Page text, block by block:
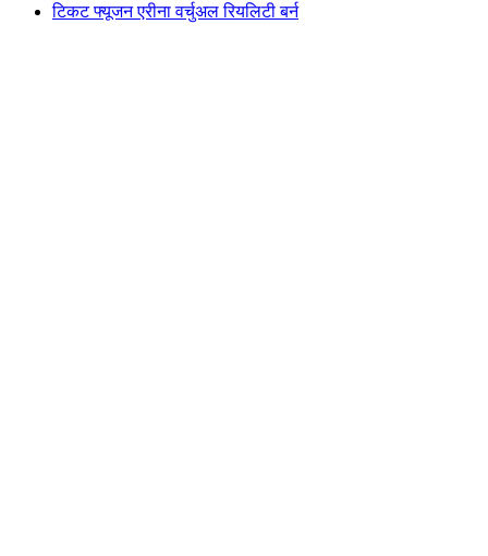
टिकट फ्यूजन एरीना वर्चुअल रियलिटी बर्न